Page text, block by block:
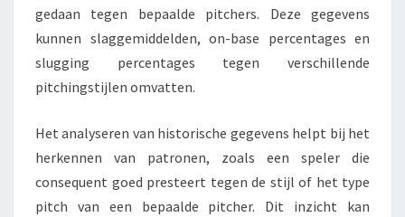
gedaan tegen bepaalde pitchers. Deze gegevens
kunnen slaggemiddelden, on-base percentages en
slugging percentages tegen verschillende
pitchingstijlen omvatten.
Het analyseren van historische gegevens helpt bij het
herkennen van patronen, zoals een speler die
consequent goed presteert tegen de stijl of het type
pitch van een bepaalde pitcher. Dit inzicht kan